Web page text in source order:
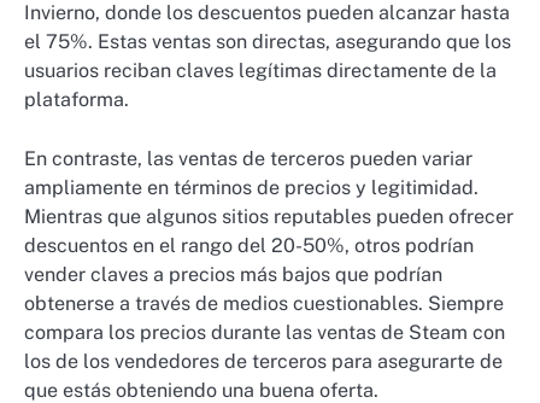
Invierno, donde los descuentos pueden alcanzar hasta
el 75%. Estas ventas son directas, asegurando que los
usuarios reciban claves legítimas directamente de la
plataforma.
En contraste, las ventas de terceros pueden variar
ampliamente en términos de precios y legitimidad.
Mientras que algunos sitios reputables pueden ofrecer
descuentos en el rango del 20-50%, otros podrían
vender claves a precios más bajos que podrían
obtenerse a través de medios cuestionables. Siempre
compara los precios durante las ventas de Steam con
los de los vendedores de terceros para asegurarte de
que estás obteniendo una buena oferta.